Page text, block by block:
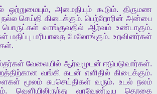
ஒற்றுமையும், அமைதியும் கூடும். திருமண
நல்ல செய்தி கிடைக்கும்.பெற்றோரின் அன்பை
பொருட்கள் வாங்குவதில் ஆர்வம் உண்டாகும்.
மதிப்பு மரியாதை மேலோங்கும்.உறவினர்கள்
.
வேலையில் ஆர்வமுடன் ஈடுபடுவார்கள்.
வங்கி கடன் எளிதில் கிடைக்கும்.
மூலம் சுபசெய்திகள் வரும். உடல் நலம்
. வெளியிலிருந்து வரவேண்டிய
தொகை